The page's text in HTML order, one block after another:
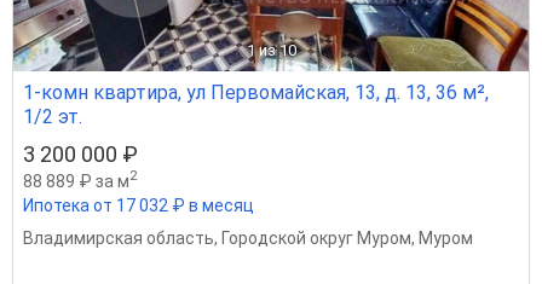
1 из 10
1-комн квартира, ул Первомайская, 13, д. 13, 36 м²,
1/2 эт.
3 200 000 ₽
88 889 ₽ за м2
Ипотека от 17 032 ₽ в месяц
Владимирская область, Городской округ Муром, Муром